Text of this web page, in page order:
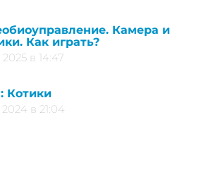
Камера и
Как играть?
в 14:47
Котики
в 21:04